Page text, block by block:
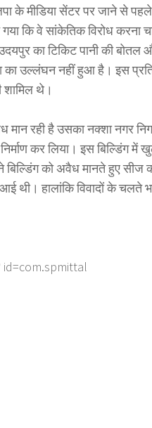
के मीडिया सेंटर पर जाने से
गया कि वे सांकेतिक विरोध करना
का टिकिट पानी की
का उल्लंघन नहीं हुआ है। इस
शामिल थे।
मान रही है उसका नक्शा नगर
कर लिया। इस बिल्डिंग
ने बिल्डिंग को अवैध मानते हुए सीज
आई थी। हालांकि विवादों के चलते
id=com.spmittal